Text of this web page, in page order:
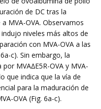
de DC tras la
MVA-OVA. Observamos
niveles más altos de
con MVA-OVA a las
c). Sin embargo, la
MVA∆E5R-OVA y MVA-
que indica que la vía de
para la maduración de
OVA (Fig. 6a-c).